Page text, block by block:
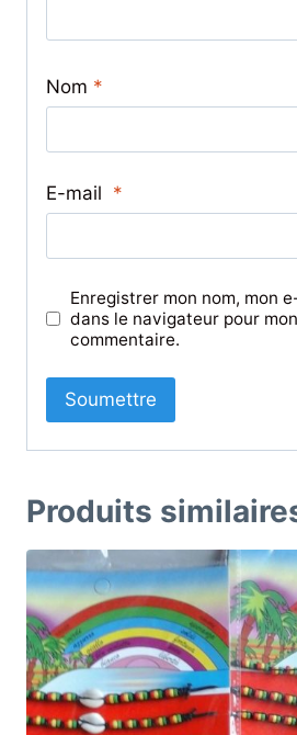
Nom *
E-mail *
Enregistrer mon nom, mon
dans le navigateur pour
commentaire.
Produits